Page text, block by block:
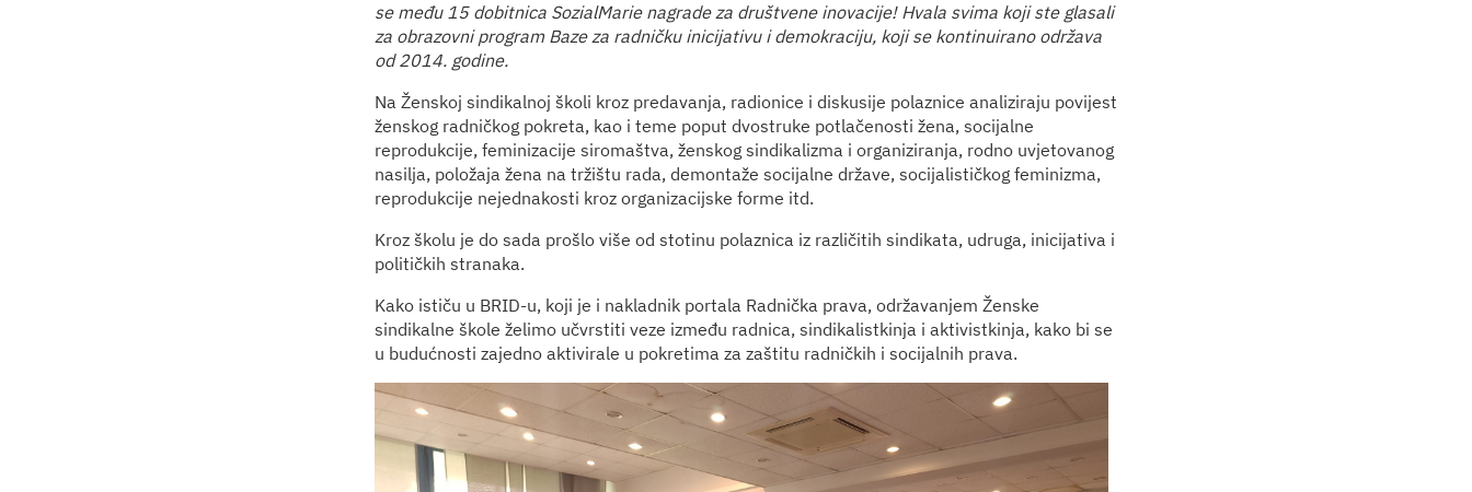
se među 15 dobitnica SozialMarie nagrade za društvene inovacije! Hvala svima koji ste glasali
za obrazovni program Baze za radničku inicijativu i demokraciju, koji se kontinuirano održava
od 2014. godine.
Na Ženskoj sindikalnoj školi kroz predavanja, radionice i diskusije polaznice analiziraju povijest
ženskog radničkog pokreta, kao i teme poput dvostruke potlačenosti žena, socijalne
reprodukcije, feminizacije siromaštva, ženskog sindikalizma i organiziranja, rodno uvjetovanog
nasilja, položaja žena na tržištu rada, demontaže socijalne države, socijalističkog feminizma,
reprodukcije nejednakosti kroz organizacijske forme itd.
Kroz školu je do sada prošlo više od stotinu polaznica iz različitih sindikata, udruga, inicijativa i
političkih stranaka.
Kako ističu u BRID-u, koji je i nakladnik portala Radnička prava, održavanjem Ženske
sindikalne škole želimo učvrstiti veze između radnica, sindikalistkinja i aktivistkinja, kako bi se
u budućnosti zajedno aktivirale u pokretima za zaštitu radničkih i socijalnih prava.